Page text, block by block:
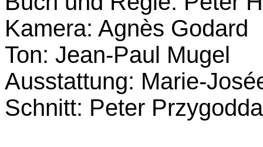
Kamera: Agnès Godard
Ton: Jean-Paul Mugel
Ausstattung: Marie-
Schnitt: Peter Przygodda